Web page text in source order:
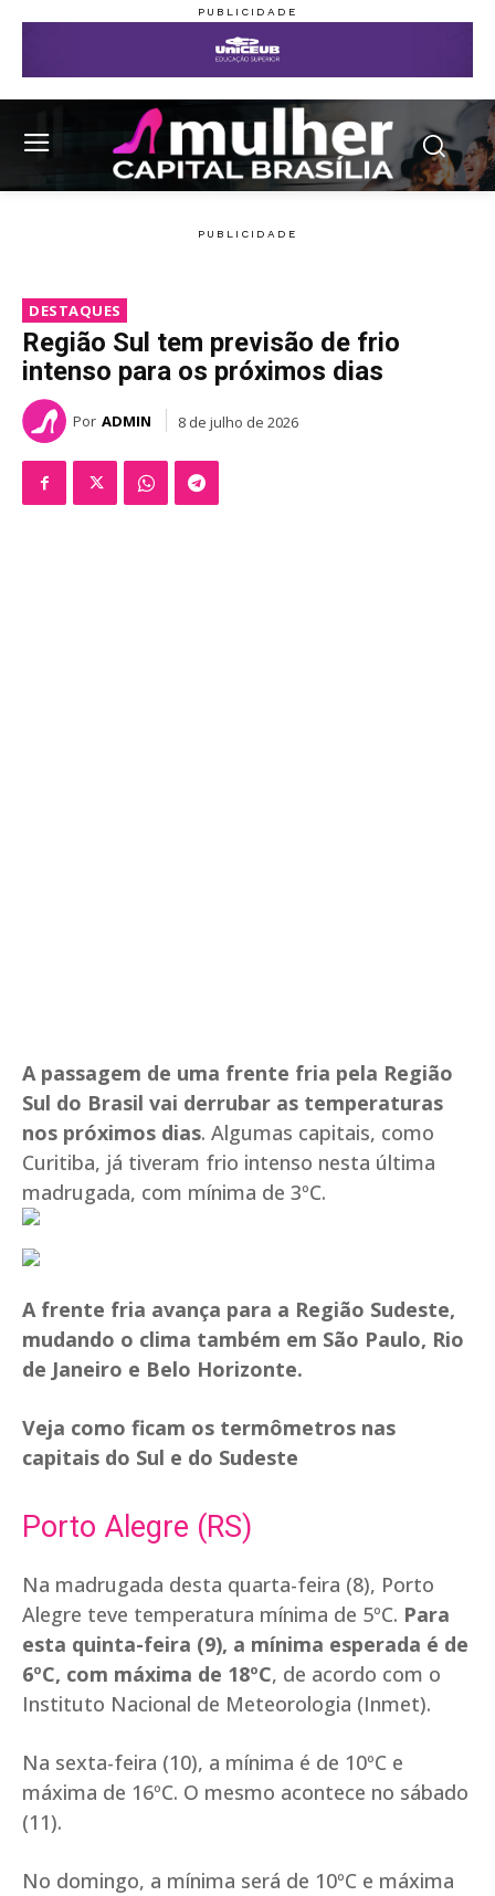
DESTAQUES
Região Sul tem previsão de frio
intenso para os próximos dias
Por ADMIN 8 de julho de 2026
A passagem de uma frente fria pela Região
Sul do Brasil vai derrubar as temperaturas
nos próximos dias. Algumas capitais, como
Curitiba, já tiveram frio intenso nesta última
madrugada, com mínima de 3ºC.
A frente fria avança para a Região Sudeste,
mudando o clima também em São Paulo, Rio
de Janeiro e Belo Horizonte.
Veja como ficam os termômetros nas
capitais do Sul e do Sudeste
Porto Alegre (RS)
Na madrugada desta quarta-feira (8), Porto
Alegre teve temperatura mínima de 5ºC. Para
esta quinta-feira (9), a mínima esperada é de
6ºC, com máxima de 18ºC, de acordo com o
Instituto Nacional de Meteorologia (Inmet).
Na sexta-feira (10), a mínima é de 10ºC e
máxima de 16ºC. O mesmo acontece no sábado
(11).
No domingo, a mínima será de 10ºC e máxima